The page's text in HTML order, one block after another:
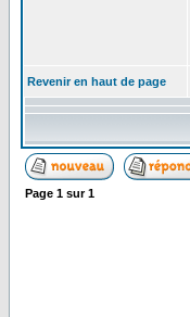
Revenir en haut de page
Page 1 sur1